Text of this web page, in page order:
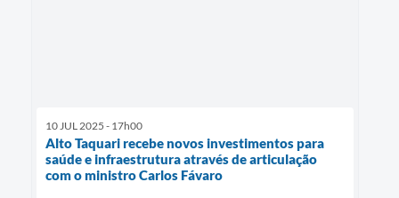
10 JUL 2025 - 17h00
Alto Taquari recebe novos investimentos para
saúde e infraestrutura através de articulação
com o ministro Carlos Fávaro